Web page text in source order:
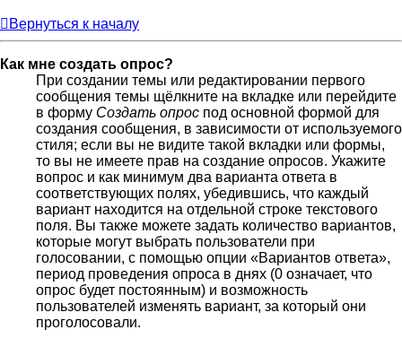
Вернуться к началу
Как мне создать опрос?
При создании темы или редактировании первого
сообщения темы щёлкните на вкладке или перейдите
в форму Создать опрос под основной формой для
создания сообщения, в зависимости от используемого
стиля; если вы не видите такой вкладки или формы,
то вы не имеете прав на создание опросов. Укажите
вопрос и как минимум два варианта ответа в
соответствующих полях, убедившись, что каждый
вариант находится на отдельной строке текстового
поля. Вы также можете задать количество вариантов,
которые могут выбрать пользователи при
голосовании, с помощью опции «Вариантов ответа»,
период проведения опроса в днях (0 означает, что
опрос будет постоянным) и возможность
пользователей изменять вариант, за который они
проголосовали.